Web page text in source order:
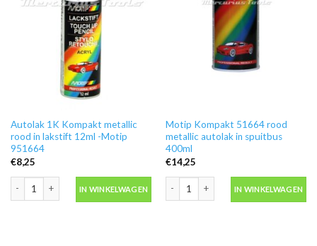
Autolak 1K Kompakt metallic
rood in lakstift 12ml -Motip
951664
€8,25
IN WINKELWAGEN
Motip Kompakt 51664 rood
metallic autolak in spuitbus
400ml
€14,25
IN WINKELWAGEN